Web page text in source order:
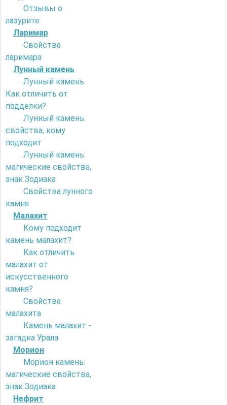
Отзывы о
лазурите
Ларимар
Свойства
ларимара
Лунный камень
Лунный камень.
Как отличить от
подделки?
Лунный камень:
свойства, кому
подходит
Лунный камень:
магические свойства,
знак Зодиака
Свойства лунного
камня
Малахит
Кому подходит
камень малахит?
Как отличить
малахит от
искусственного
камня?
Свойства
малахита
Камень малахит -
загадка Урала
Морион
Морион камень:
магические свойства,
знак Зодиака
Нефрит